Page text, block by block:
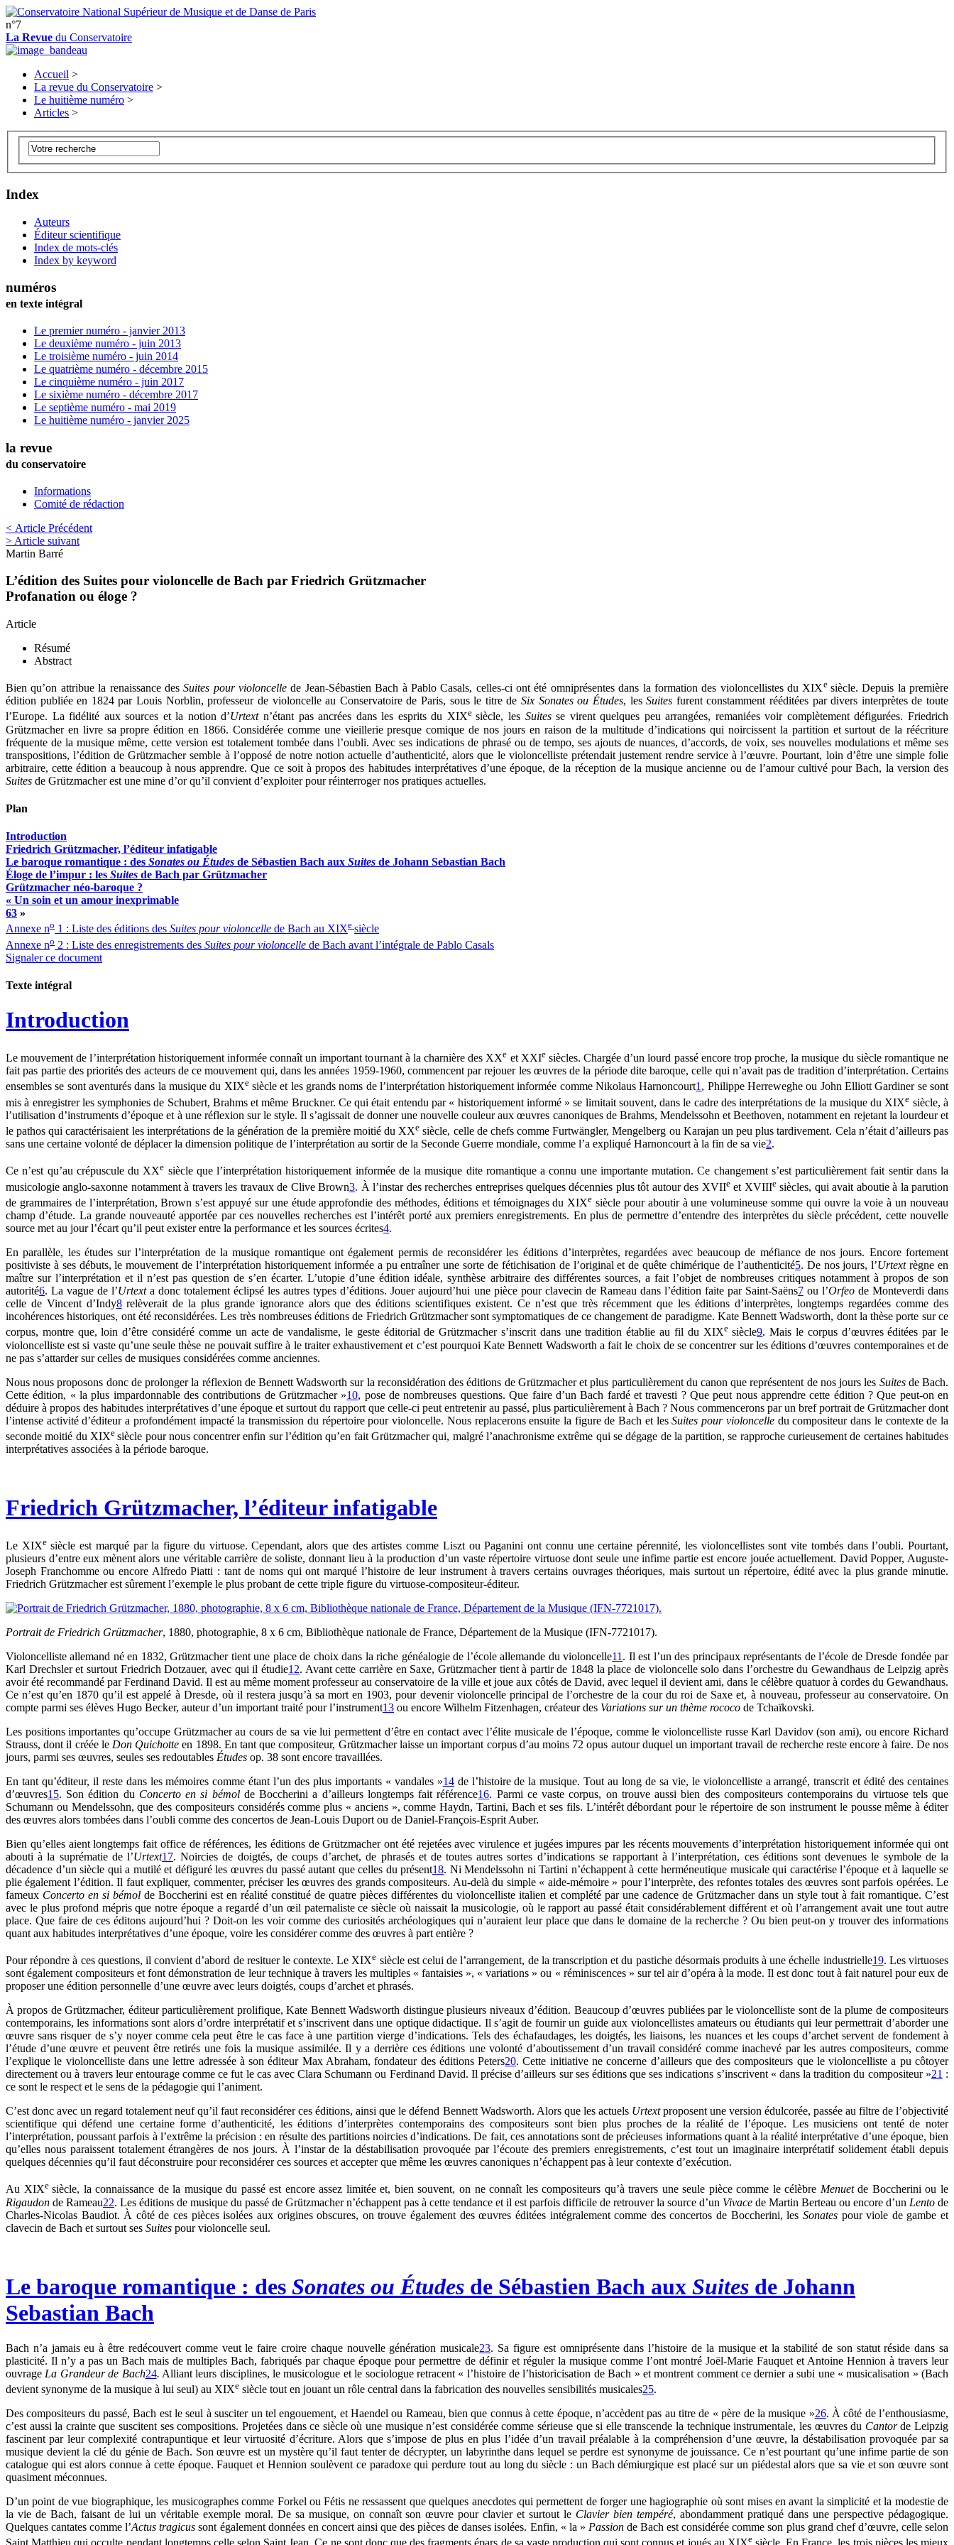
n°7
La Revue du Conservatoire
Accueil >
La revue du Conservatoire >
Le huitième numéro >
Articles >
Index
Auteurs
Éditeur scientifique
Index de mots-clés
Index by keyword
numéros
en texte intégral
Le premier numéro - janvier 2013
Le deuxième numéro - juin 2013
Le troisième numéro - juin 2014
Le quatrième numéro - décembre 2015
Le cinquième numéro - juin 2017
Le sixième numéro - décembre 2017
Le septième numéro - mai 2019
Le huitième numéro - janvier 2025
la revue
du conservatoire
Informations
Comité de rédaction
< Article Précédent
> Article suivant
Martin Barré
L’édition des Suites pour violoncelle de Bach par Friedrich Grützmacher
Profanation ou éloge ?
Article
Résumé
Abstract
Bien qu’on attribue la renaissance desSuites pour violoncelle de Jean-Sébastien Bach à Pablo Casals, celles-ci ont été omniprésentes dans la formation des violoncellistes du XIXe siècle. Depuis la première
édition publiée en 1824 par Louis Norblin, professeur de violoncelle au Conservatoire de Paris, sous le titre deSix Sonates ou Études, lesSuites furent constamment rééditées par divers interprètes de toute
l’Europe. La fidélité aux sources et la notion d’Urtextn’étant pas ancrées dans les esprits du XIXesiècle, les Suitesse virent quelques peu arrangées, remaniées voir complètement défigurées. Friedrich
Grützmacher en livre sa propre édition en 1866. Considérée comme une vieillerie presque comique de nos jours en raison de la multitude d’indications qui noircissent la partition et surtout de la réécriture
fréquente de la musique même, cette version est totalement tombée dans l’oubli. Avec ses indications de phrasé ou de tempo, ses ajouts de nuances, d’accords, de voix, ses nouvelles modulations et même ses
transpositions, l’édition de Grützmacher semble à l’opposé de notre notion actuelle d’authenticité, alors que le violoncelliste prétendait justement rendre service à l’œuvre. Pourtant, loin d’être une simple folie
arbitraire, cette édition a beaucoup à nous apprendre. Que ce soit à propos des habitudes interprétatives d’une époque, de la réception de la musique ancienne ou de l’amour cultivé pour Bach, la version des
Suites de Grützmacher est une mine d’or qu’il convient d’exploiter pour réinterroger nos pratiques actuelles.
Plan
Introduction
Friedrich Grützmacher, l’éditeur infatigable
Le baroque romantique : des Sonates ou Études de Sébastien Bach aux Suites de Johann Sebastian Bach
Éloge de l’impur : les Suites de Bach par Grützmacher
Grützmacher néo-baroque ?
« Un soin et un amour inexprimable
63 »
Annexe no 1 : Liste des éditions des Suites pour violoncelle de Bach au XIXe siècle
Annexe no 2 : Liste des enregistrements des Suites pour violoncelle de Bach avant l’intégrale de Pablo Casals
Signaler ce document
Texte intégral
Introduction
Le mouvement de l’interprétation historiquement informée connaît un important tournant à la charnière des XXe et XXIesiècles. Chargée d’un lourd passé encore trop proche, la musique du siècle romantique ne
fait pas partie des priorités des acteurs de ce mouvement qui, dans les années 1959-1960, commencent par rejouer les œuvres de la période dite baroque, celle qui n’avait pas de tradition d’interprétation. Certains
ensembles se sont aventurés dans la musique du XIXesiècle et les grands noms de l’interprétation historiquement informée comme Nikolaus Harnoncourt1, Philippe Herreweghe ou John Elliott Gardiner se sont
mis à enregistrer les symphonies de Schubert, Brahms et même Bruckner. Ce qui était entendu par « historiquement informé » se limitait souvent, dans le cadre des interprétations de la musique du XIXe siècle, à
l’utilisation d’instruments d’époque et à une réflexion sur le style. Il s’agissait de donner une nouvelle couleur aux œuvres canoniques de Brahms, Mendelssohn et Beethoven, notamment en rejetant la lourdeur et
le pathos qui caractérisaient les interprétations de la génération de la première moitié du XXe siècle, celle de chefs comme Furtwängler, Mengelberg ou Karajan un peu plus tardivement. Cela n’était d’ailleurs pas
sans une certaine volonté de déplacer la dimension politique de l’interprétation au sortir de la Seconde Guerre mondiale, comme l’a expliqué Harnoncourt à la fin de sa vie2.
Ce n’est qu’au crépuscule du XXe siècle que l’interprétation historiquement informée de la musique dite romantique a connu une importante mutation. Ce changement s’est particulièrement fait sentir dans la
musicologie anglo-saxonne notamment à travers les travaux de Clive Brown3. À l’instar des recherches entreprises quelques décennies plus tôt autour des XVIIeet XVIIIesiècles, qui avait aboutie à la parution
de grammaires de l’interprétation, Brown s’est appuyé sur une étude approfondie des méthodes, éditions et témoignages du XIXe siècle pour aboutir à une volumineuse somme qui ouvre la voie à un nouveau
champ d’étude. La grande nouveauté apportée par ces nouvelles recherches est l’intérêt porté aux premiers enregistrements. En plus de permettre d’entendre des interprètes du siècle précédent, cette nouvelle
source met au jour l’écart qu’il peut exister entre la performance et les sources écrites4.
En parallèle, les études sur l’interprétation de la musique romantique ont également permis de reconsidérer les éditions d’interprètes, regardées avec beaucoup de méfiance de nos jours. Encore fortement
positiviste à ses débuts, le mouvement de l’interprétation historiquement informée a pu entraîner une sorte de fétichisation de l’original et de quête chimérique de l’authenticité5. De nos jours, l’Urtextrègne en
maître sur l’interprétation et il n’est pas question de s’en écarter. L’utopie d’une édition idéale, synthèse arbitraire des différentes sources, a fait l’objet de nombreuses critiques notamment à propos de son
autorité6. La vague de l’Urtexta donc totalement éclipsé les autres types d’éditions. Jouer aujourd’hui une pièce pour clavecin de Rameau dans l’édition faite par Saint-Saëns7ou l’Orfeode Monteverdi dans
celle de Vincent d’Indy8relèverait de la plus grande ignorance alors que des éditions scientifiques existent. Ce n’est que très récemment que les éditions d’interprètes, longtemps regardées comme des
incohérences historiques, ont été reconsidérées. Les très nombreuses éditions de Friedrich Grützmacher sont symptomatiques de ce changement de paradigme. Kate Bennett Wadsworth, dont la thèse porte sur ce
corpus, montre que, loin d’être considéré comme un acte de vandalisme, le geste éditorial de Grützmacher s’inscrit dans une tradition établie au fil du XIXesiècle9. Mais le corpus d’œuvres éditées par le
violoncelliste est si vaste qu’une seule thèse ne pouvait suffire à le traiter exhaustivement et c’est pourquoi Kate Bennett Wadsworth a fait le choix de se concentrer sur les éditions d’œuvres contemporaines et de
ne pas s’attarder sur celles de musiques considérées comme anciennes.
Nous nous proposons donc de prolonger la réflexion de Bennett Wadsworth sur la reconsidération des éditions de Grützmacher et plus particulièrement du canon que représentent de nos jours les Suitesde Bach.
Cette édition, « la plus impardonnable des contributions de Grützmacher »10, pose de nombreuses questions. Que faire d’un Bach fardé et travesti ? Que peut nous apprendre cette édition ? Que peut-on en
déduire à propos des habitudes interprétatives d’une époque et surtout du rapport que celle-ci peut entretenir au passé, plus particulièrement à Bach ? Nous commencerons par un bref portrait de Grützmacher dont
l’intense activité d’éditeur a profondément impacté la transmission du répertoire pour violoncelle. Nous replacerons ensuite la figure de Bach et lesSuites pour violoncelle du compositeur dans le contexte de la
seconde moitié du XIXe siècle pour nous concentrer enfin sur l’édition qu’en fait Grützmacher qui, malgré l’anachronisme extrême qui se dégage de la partition, se rapproche curieusement de certaines habitudes
interprétatives associées à la période baroque.
Friedrich Grützmacher, l’éditeur infatigable
Le XIXesiècle est marqué par la figure du virtuose. Cependant, alors que des artistes comme Liszt ou Paganini ont connu une certaine pérennité, les violoncellistes sont vite tombés dans l’oubli. Pourtant,
plusieurs d’entre eux mènent alors une véritable carrière de soliste, donnant lieu à la production d’un vaste répertoire virtuose dont seule une infime partie est encore jouée actuellement. David Popper, Auguste-
Joseph Franchomme ou encore Alfredo Piatti : tant de noms qui ont marqué l’histoire de leur instrument à travers certains ouvrages théoriques, mais surtout un répertoire, édité avec la plus grande minutie.
Friedrich Grützmacher est sûrement l’exemple le plus probant de cette triple figure du virtuose-compositeur-éditeur.
Portrait de Friedrich Grützmacher, 1880, photographie, 8 x 6 cm, Bibliothèque nationale de France, Département de la Musique (IFN-7721017).
Violoncelliste allemand né en 1832, Grützmacher tient une place de choix dans la riche généalogie de l’école allemande du violoncelle11 . Il est l’un des principaux représentants de l’école de Dresde fondée par
Karl Drechsler et surtout Friedrich Dotzauer, avec qui il étudie12. Avant cette carrière en Saxe, Grützmacher tient à partir de 1848 la place de violoncelle solo dans l’orchestre du Gewandhaus de Leipzig après
avoir été recommandé par Ferdinand David. Il est au même moment professeur au conservatoire de la ville et joue aux côtés de David, avec lequel il devient ami, dans le célèbre quatuor à cordes du Gewandhaus.
Ce n’est qu’en 1870 qu’il est appelé à Dresde, où il restera jusqu’à sa mort en 1903, pour devenir violoncelle principal de l’orchestre de la cour du roi de Saxe et, à nouveau, professeur au conservatoire. On
compte parmi ses élèves Hugo Becker, auteur d’un important traité pour l’instrument13 ou encore Wilhelm Fitzenhagen, créateur des Variations sur un thème rococo de Tchaïkovski.
Les positions importantes qu’occupe Grützmacher au cours de sa vie lui permettent d’être en contact avec l’élite musicale de l’époque, comme le violoncelliste russe Karl Davidov (son ami), ou encore Richard
Strauss, dont il créée le Don Quichotte en 1898. En tant que compositeur, Grützmacher laisse un important corpus d’au moins 72 opus autour duquel un important travail de recherche reste encore à faire. De nos
jours, parmi ses œuvres, seules ses redoutables Études op. 38 sont encore travaillées.
En tant qu’éditeur, il reste dans les mémoires comme étant l’un des plus importants « vandales »14de l’histoire de la musique. Tout au long de sa vie, le violoncelliste a arrangé, transcrit et édité des centaines
d’œuvres15. Son édition du Concerto en si bémolde Boccherini a d’ailleurs longtemps fait référence16. Parmi ce vaste corpus, on trouve aussi bien des compositeurs contemporains du virtuose tels que
Schumann ou Mendelssohn, que des compositeurs considérés comme plus « anciens », comme Haydn, Tartini, Bach et ses fils. L’intérêt débordant pour le répertoire de son instrument le pousse même à éditer
des œuvres alors tombées dans l’oubli comme des concertos de Jean-Louis Duport ou de Daniel-François-Esprit Auber.
Bien qu’elles aient longtemps fait office de références, les éditions de Grützmacher ont été rejetées avec virulence et jugées impures par les récents mouvements d’interprétation historiquement informée qui ont
abouti à la suprématie de l’Urtext17. Noircies de doigtés, de coups d’archet, de phrasés et de toutes autres sortes d’indications se rapportant à l’interprétation, ces éditions sont devenues le symbole de la
décadence d’un siècle qui a mutilé et défiguré les œuvres du passé autant que celles du présent18. Ni Mendelssohn ni Tartini n’échappent à cette herméneutique musicale qui caractérise l’époque et à laquelle se
plie également l’édition. Il faut expliquer, commenter, préciser les œuvres des grands compositeurs. Au-delà du simple « aide-mémoire » pour l’interprète, des refontes totales des œuvres sont parfois opérées. Le
fameux Concerto en si bémol de Boccherini est en réalité constitué de quatre pièces différentes du violoncelliste italien et complété par une cadence de Grützmacher dans un style tout à fait romantique. C’est
avec le plus profond mépris que notre époque a regardé d’un œil paternaliste ce siècle où naissait la musicologie, où le rapport au passé était considérablement différent et où l’arrangement avait une tout autre
place. Que faire de ces éditons aujourd’hui ? Doit-on les voir comme des curiosités archéologiques qui n’auraient leur place que dans le domaine de la recherche ? Ou bien peut-on y trouver des informations
quant aux habitudes interprétatives d’une époque, voire les considérer comme des œuvres à part entière ?
Pour répondre à ces questions, il convient d’abord de resituer le contexte. Le XIXe siècle est celui de l’arrangement, de la transcription et du pastiche désormais produits à une échelle industrielle19. Les virtuoses
sont également compositeurs et font démonstration de leur technique à travers les multiples « fantaisies », « variations » ou « réminiscences » sur tel air d’opéra à la mode. Il est donc tout à fait naturel pour eux de
proposer une édition personnelle d’une œuvre avec leurs doigtés, coups d’archet et phrasés.
À propos de Grützmacher, éditeur particulièrement prolifique, Kate Bennett Wadsworth distingue plusieurs niveaux d’édition. Beaucoup d’œuvres publiées par le violoncelliste sont de la plume de compositeurs
contemporains, les informations sont alors d’ordre interprétatif et s’inscrivent dans une optique didactique. Il s’agit de fournir un guide aux violoncellistes amateurs ou étudiants qui leur permettrait d’aborder une
œuvre sans risquer de s’y noyer comme cela peut être le cas face à une partition vierge d’indications. Tels des échafaudages, les doigtés, les liaisons, les nuances et les coups d’archet servent de fondement à
l’étude d’une œuvre et peuvent être retirés une fois la musique assimilée. Il y a derrière ces éditions une volonté d’aboutissement d’un travail considéré comme inachevé par les autres compositeurs, comme
l’explique le violoncelliste dans une lettre adressée à son éditeur Max Abraham, fondateur des éditions Peters20. Cette initiative ne concerne d’ailleurs que des compositeurs que le violoncelliste a pu côtoyer
directement ou à travers leur entourage comme ce fut le cas avec Clara Schumann ou Ferdinand David. Il précise d’ailleurs sur ses éditions que ses indications s’inscrivent « dans la tradition du compositeur »21 :
ce sont le respect et le sens de la pédagogie qui l’animent.
C’est donc avec un regard totalement neuf qu’il faut reconsidérer ces éditions, ainsi que le défend Bennett Wadsworth. Alors que les actuels Urtextproposent une version édulcorée, passée au filtre de l’objectivité
scientifique qui défend une certaine forme d’authenticité, les éditions d’interprètes contemporains des compositeurs sont bien plus proches de la réalité de l’époque. Les musiciens ont tenté de noter
l’interprétation, poussant parfois à l’extrême la précision : en résulte des partitions noircies d’indications. De fait, ces annotations sont de précieuses informations quant à la réalité interprétative d’une époque, bien
qu’elles nous paraissent totalement étrangères de nos jours. À l’instar de la déstabilisation provoquée par l’écoute des premiers enregistrements, c’est tout un imaginaire interprétatif solidement établi depuis
quelques décennies qu’il faut déconstruire pour reconsidérer ces sources et accepter que même les œuvres canoniques n’échappent pas à leur contexte d’exécution.
Au XIXesiècle, la connaissance de la musique du passé est encore assez limitée et, bien souvent, on ne connaît les compositeurs qu’à travers une seule pièce comme le célèbre Menuetde Boccherini ou le
Rigaudon de Rameau22. Les éditions de musique du passé de Grützmacher n’échappent pas à cette tendance et il est parfois difficile de retrouver la source d’un Vivace de Martin Berteau ou encore d’un Lento de
Charles-Nicolas Baudiot. À côté de ces pièces isolées aux origines obscures, on trouve également des œuvres éditées intégralement comme des concertos de Boccherini, les Sonatespour viole de gambe et
clavecin de Bach et surtout ses Suites pour violoncelle seul.
Le baroque romantique : des Sonates ou Études de Sébastien Bach aux Suites de Johann
Sebastian Bach
Bach n’a jamais eu à être redécouvert comme veut le faire croire chaque nouvelle génération musicale23. Sa figure est omniprésente dans l’histoire de la musique et la stabilité de son statut réside dans sa
plasticité. Il n’y a pas un Bach mais de multiples Bach, fabriqués par chaque époque pour permettre de définir et réguler la musique comme l’ont montré Joël-Marie Fauquet et Antoine Hennion à travers leur
ouvrage La Grandeur de Bach24. Alliant leurs disciplines, le musicologue et le sociologue retracent « l’histoire de l’historicisation de Bach » et montrent comment ce dernier a subi une « musicalisation » (Bach
devient synonyme de la musique à lui seul) au XIXe siècle tout en jouant un rôle central dans la fabrication des nouvelles sensibilités musicales25.
Des compositeurs du passé, Bach est le seul à susciter un tel engouement, et Haendel ou Rameau, bien que connus à cette époque, n’accèdent pas au titre de « père de la musique »26. À côté de l’enthousiasme,
c’est aussi la crainte que suscitent ses compositions. Projetées dans ce siècle où une musique n’est considérée comme sérieuse que si elle transcende la technique instrumentale, les œuvres du Cantorde Leipzig
fascinent par leur complexité contrapuntique et leur virtuosité d’écriture. Alors que s’impose de plus en plus l’idée d’un travail préalable à la compréhension d’une œuvre, la déstabilisation provoquée par sa
musique devient la clé du génie de Bach. Son œuvre est un mystère qu’il faut tenter de décrypter, un labyrinthe dans lequel se perdre est synonyme de jouissance. Ce n’est pourtant qu’une infime partie de son
catalogue qui est alors connue à cette époque. Fauquet et Hennion soulèvent ce paradoxe qui perdure tout au long du siècle : un Bach démiurgique est placé sur un piédestal alors que sa vie et son œuvre sont
quasiment méconnues.
D’un point de vue biographique, les musicographes comme Forkel ou Fétis ne ressassent que quelques anecdotes qui permettent de forger une hagiographie où sont mises en avant la simplicité et la modestie de
la vie de Bach, faisant de lui un véritable exemple moral. De sa musique, on connaît son œuvre pour clavier et surtout le Clavier bien tempéré, abondamment pratiqué dans une perspective pédagogique.
Quelques cantates comme l’Actus tragicus sont également données en concert ainsi que des pièces de danses isolées. Enfin, « la » Passionde Bach est considérée comme son plus grand chef d’œuvre, celle selon
e